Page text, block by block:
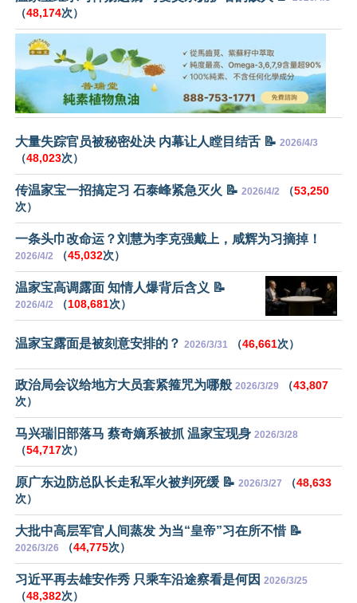
（48,174次）
大量失踪官员被秘密处决 内幕让人瞠目结舌 📝 2026/4/3
（48,023次）
传温家宝一招搞定习 石泰峰紧急灭火 📝 2026/4/2 （53,250
次）
一条头巾改命运？刘慧为李克强戴上，咸辉为习摘掉！
2026/4/2 （45,032次）
温家宝高调露面 知情人爆背后含义 📝
2026/4/2 （108,681次）
温家宝露面是被刻意安排的？ 2026/3/31 （46,661次）
政治局会议给地方大员套紧箍咒为哪般 2026/3/29 （43,807
次）
马兴瑞旧部落马 蔡奇嫡系被抓 温家宝现身 2026/3/28
（54,717次）
原广东边防总队长走私军火被判死缓 📝 2026/3/27 （48,633
次）
大批中高层军官人间蒸发 为当“皇帝”习在所不惜 📝
2026/3/26 （44,775次）
习近平再去雄安作秀 只乘车沿途察看是何因 2026/3/25
（48,382次）